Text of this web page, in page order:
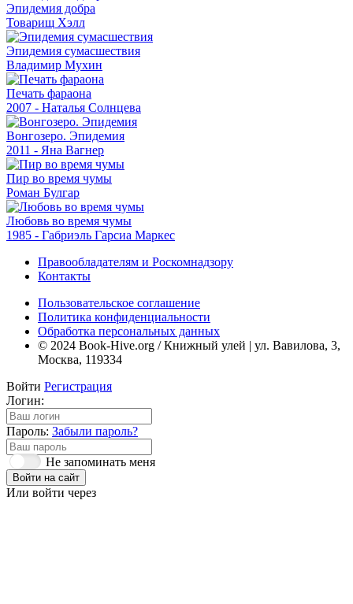
Эпидемия добра
Товарищ Хэлл
Эпидемия сумасшествия
Владимир Мухин
Печать фараона
2007 - Наталья Солнцева
Вонгозеро. Эпидемия
2011 - Яна Вагнер
Пир во время чумы
Роман Булгар
Любовь во время чумы
1985 - Габриэль Гарсиа Маркес
Правообладателям и Роскомнадзору
Контакты
Пользовательское соглашение
Политика конфиденциальности
Обработка персональных данных
© 2024 Book-Hive.org / Книжный улей | ул. Вавилова, 3,
Москва, 119334
Войти Регистрация
Логин:
Пароль: Забыли пароль?
Не запоминать меня
Войти на сайт
Или войти через